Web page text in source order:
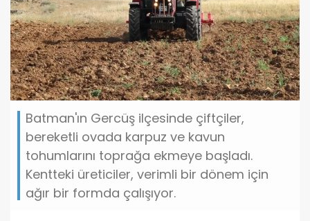
Batman'ın Gercüş ilçesinde çiftçiler,
bereketli ovada karpuz ve kavun
tohumlarını toprağa ekmeye başladı.
Kentteki üreticiler, verimli bir dönem için
ağır bir formda çalışıyor.